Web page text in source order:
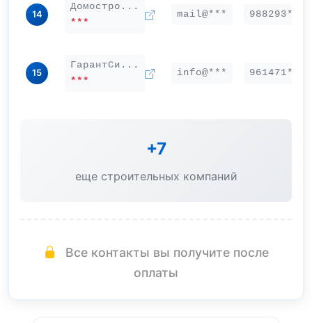
14
Домостро...
***
mail@*** 988293***
15
ГарантСи...
***
info@*** 961471***
+7
еще строительных компаний
Все контакты вы получите после
оплаты